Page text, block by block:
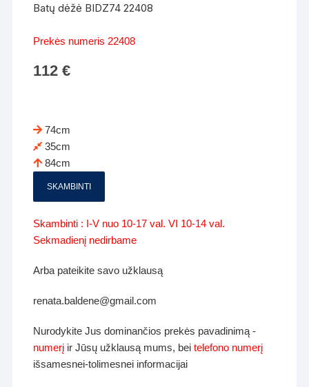
Batų dėžė BIDZ74 22408
Prekės numeris 22408
112€
74cm
35cm
84cm
SKAMBINTI
Skambinti : I-V nuo 10-17 val. VI 10-14 val.
Sekmadienį nedirbame
Arba pateikite savo užklausą
renata.baldene@gmail.com
Nurodykite Jus dominančios prekės pavadinimą -
numerį ir Jūsų užklausą mums, beitelefono numerį
išsamesnei-tolimesnei informacijai